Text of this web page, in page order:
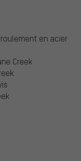
en acier
Creek